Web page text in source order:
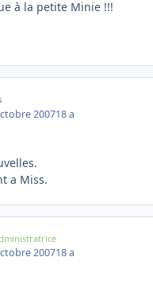
à la petite Minie !!!
200718 a
a Miss.
200718 a